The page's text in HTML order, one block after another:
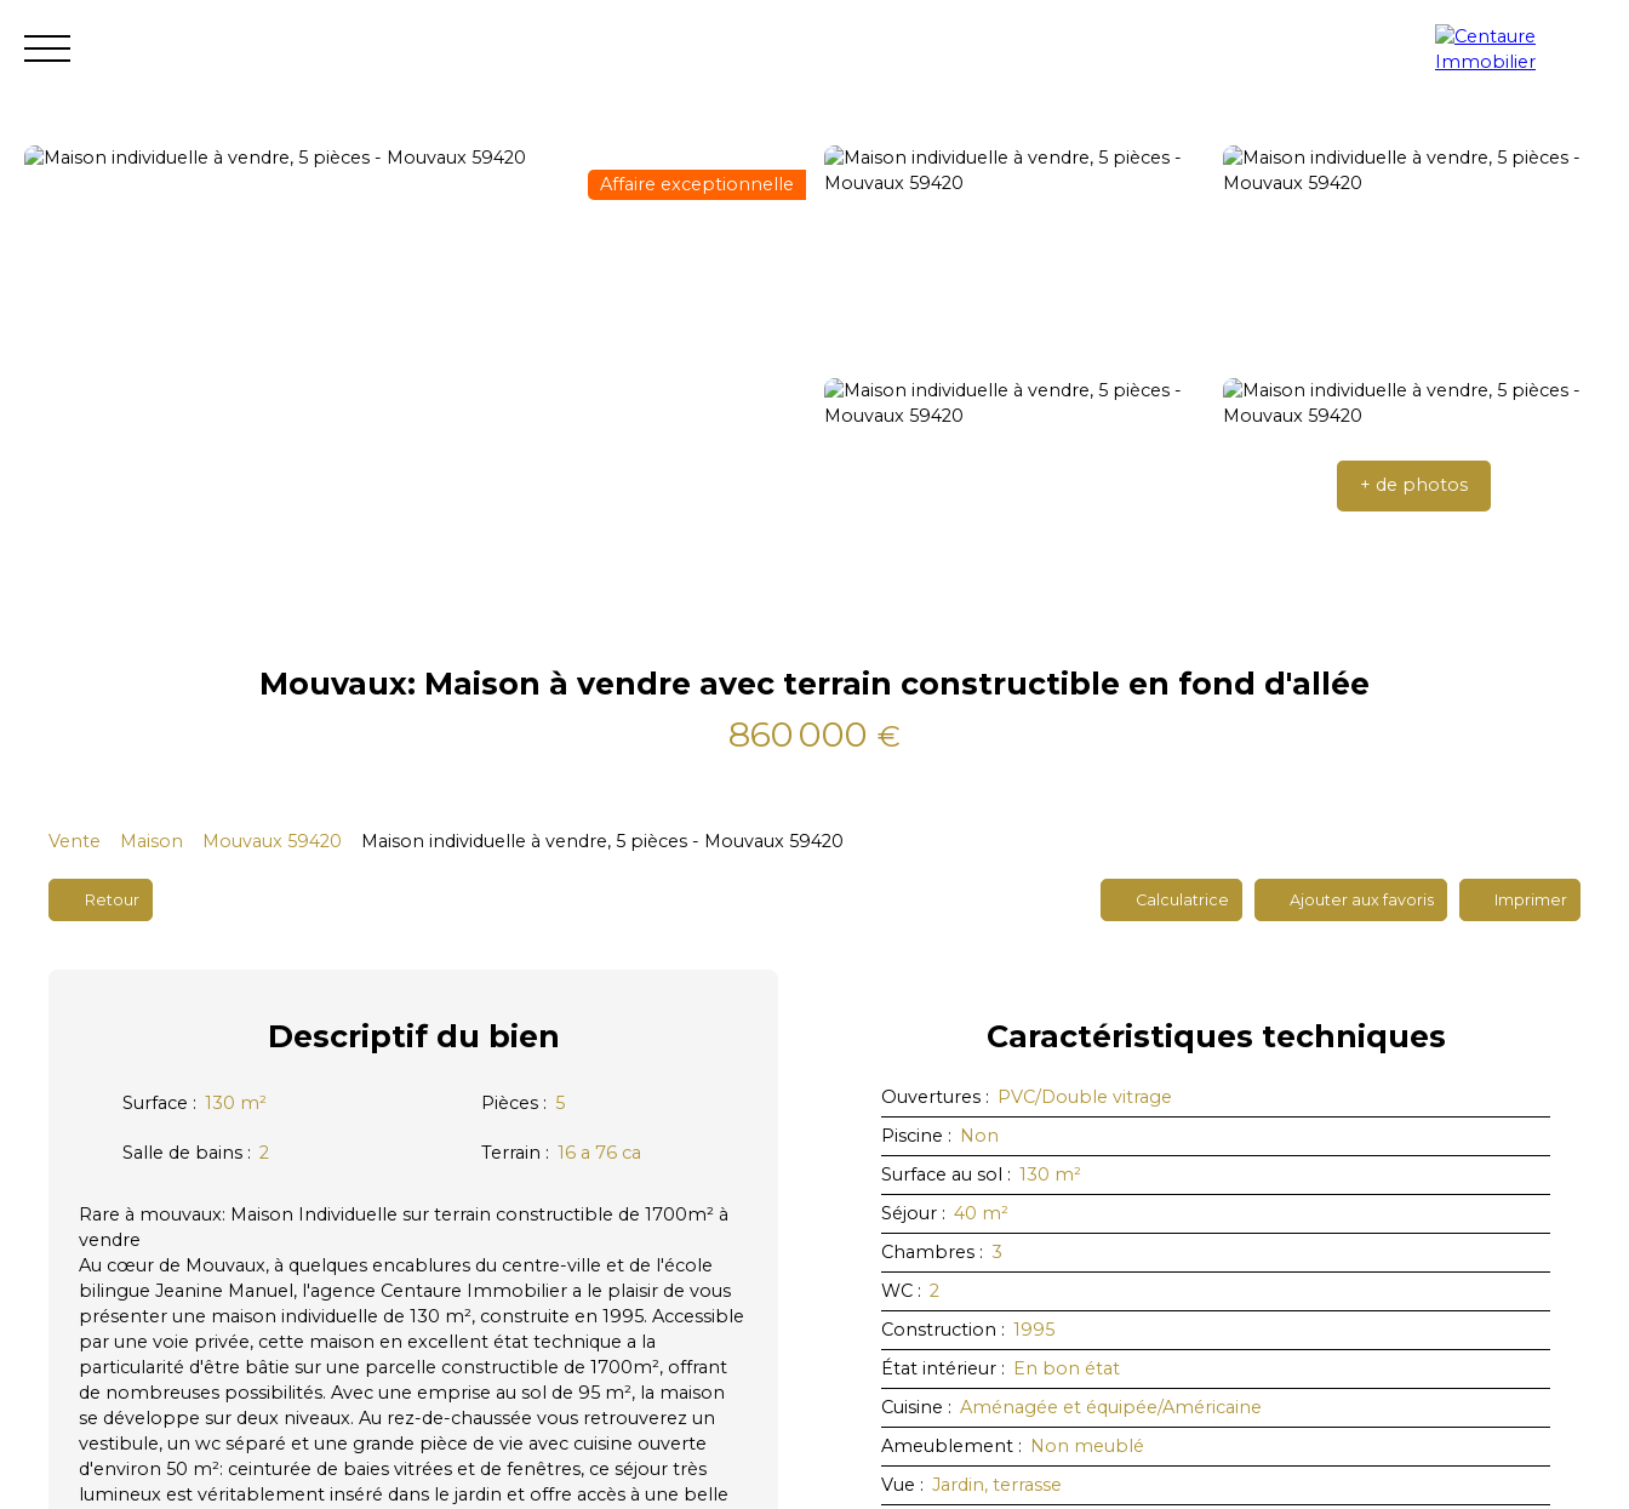
Gestion locative Rénovation Recherche immobilière Blog Contact
Affaire exceptionnelle
+ de photos
Mouvaux: Maison à vendre avec terrain constructible en fond d'allée
860 000 €
Vente Maison Mouvaux 59420 Maison individuelle à vendre, 5 pièces - Mouvaux 59420
Retour Calculatrice Ajouter aux favoris Imprimer
Descriptifdu bien
Surface : 130 m² Pièces : 5
Salle de bains : 2 Terrain : 16 a 76 ca
Rare à mouvaux: Maison Individuelle sur terrain constructible de 1700m² à
vendre
Au cœur de Mouvaux, à quelques encablures du centre-ville et de l'école
bilingue Jeanine Manuel, l'agence Centaure Immobilier a le plaisir de vous
présenter une maison individuelle de 130 m², construite en 1995. Accessible
par une voie privée, cette maison en excellent état technique a la
particularité d'être bâtie sur une parcelle constructible de 1700m², offrant
de nombreuses possibilités. Avec une emprise au sol de 95 m², la maison
se développe sur deux niveaux. Au rez-de-chaussée vous retrouverez un
vestibule, un wc séparé et une grande pièce de vie avec cuisine ouverte
d'environ 50 m²: ceinturée de baies vitrées et de fenêtres, ce séjour très
lumineux est véritablement inséré dans le jardin et offre accès à une belle
Caractéristiques techniques
Ouvertures : PVC/Double vitrage
Piscine : Non
Surface au sol : 130 m²
Séjour : 40 m²
Chambres : 3
WC : 2
Construction : 1995
État intérieur : En bon état
Cuisine : Aménagée et équipée/Américaine
Ameublement : Non meublé
Vue : Jardin, terrasse